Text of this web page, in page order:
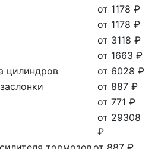
от 1178 ₽
от 1178 ₽
от 3118 ₽
от 1663 ₽
цилиндров
от 6028 ₽
от 887 ₽
от 771 ₽
от 29308
₽